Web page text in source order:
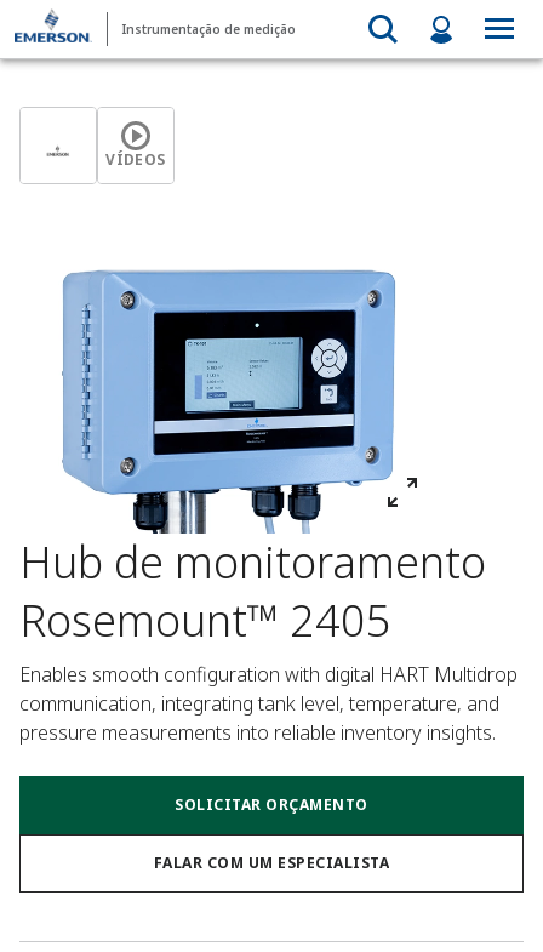
Instrumentação de medição
VÍDEOS
Hub de monitoramento
Rosemount™ 2405
Enables smooth configuration with digital HART Multidrop
communication, integrating tank level, temperature, and
pressure measurements into reliable inventory insights.
SOLICITAR ORÇAMENTO
FALAR COM UM ESPECIALISTA